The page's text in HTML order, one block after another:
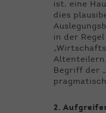
ist, eine
dies
in der
Altenteilern,
Begriff der
2.